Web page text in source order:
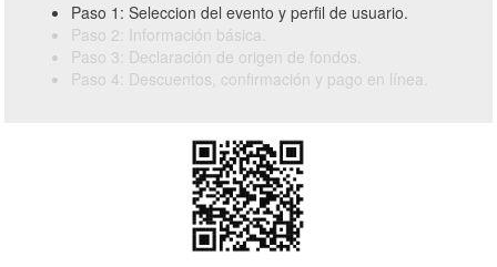
Paso 1: Seleccion del evento y perfil de usuario.
Paso 2: Información básica.
Paso 3: Declaración de origen de fondos.
Paso 4: Descuentos, confirmación y pago en línea.